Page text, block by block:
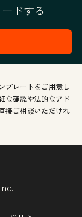
ドする
プレートをご用意し
な確認や法的なアド
接ご相談いただけれ